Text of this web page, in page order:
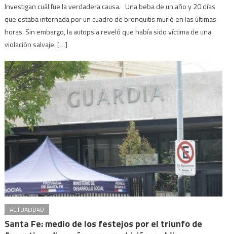
Investigan cuál fue la verdadera causa. Una beba de un año y 20 días
que estaba internada por un cuadro de bronquitis murió en las últimas
horas. Sin embargo, la autopsia reveló que había sido víctima de una
violación salvaje. […]
ACTUALIDAD
Santa Fe: medio de los festejos por el triunfo de